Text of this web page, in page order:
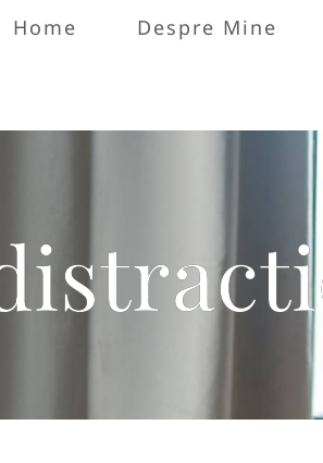
Home Despre Mine